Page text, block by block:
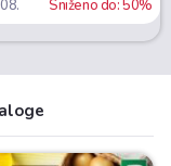
Sniženo do: 50%